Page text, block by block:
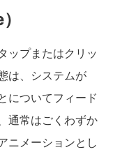
ップまたはクリッ
は、システムが
についてフィード
通常はごくわずか
ニメーションとし